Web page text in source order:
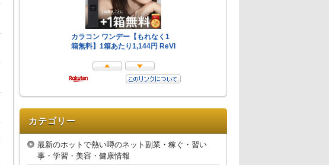
カテゴリー
最新のホットで熱い噂のネット副業・稼ぐ・習い
事・学習・美容・健康情報